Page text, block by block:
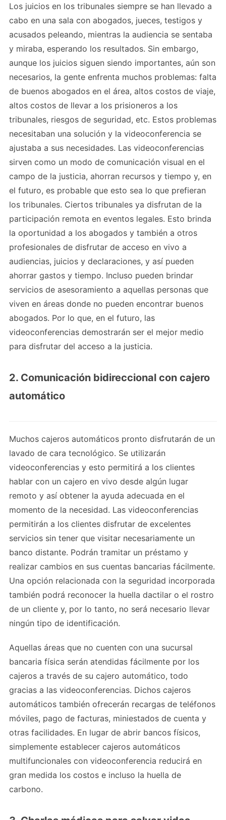
Los juicios en los tribunales siempre se han llevado a
cabo en una sala con abogados, jueces, testigos y
acusados ​​peleando, mientras la audiencia se sentaba
y miraba, esperando los resultados. Sin embargo,
aunque los juicios siguen siendo importantes, aún son
necesarios, la gente enfrenta muchos problemas: falta
de buenos abogados en el área, altos costos de viaje,
altos costos de llevar a los prisioneros a los
tribunales, riesgos de seguridad, etc. Estos problemas
necesitaban una solución y la videoconferencia se
ajustaba a sus necesidades. Las videoconferencias
sirven como un modo de comunicación visual en el
campo de la justicia, ahorran recursos y tiempo y, en
el futuro, es probable que esto sea lo que prefieran
los tribunales. Ciertos tribunales ya disfrutan de la
participación remota en eventos legales. Esto brinda
la oportunidad a los abogados y también a otros
profesionales de disfrutar de acceso en vivo a
audiencias, juicios y declaraciones, y así pueden
ahorrar gastos y tiempo. Incluso pueden brindar
servicios de asesoramiento a aquellas personas que
viven en áreas donde no pueden encontrar buenos
abogados. Por lo que, en el futuro, las
videoconferencias demostrarán ser el mejor medio
para disfrutar del acceso a la justicia.
2. Comunicación bidireccional con cajero
automático
Muchos cajeros automáticos pronto disfrutarán de un
lavado de cara tecnológico. Se utilizarán
videoconferencias y esto permitirá a los clientes
hablar con un cajero en vivo desde algún lugar
remoto y así obtener la ayuda adecuada en el
momento de la necesidad. Las videoconferencias
permitirán a los clientes disfrutar de excelentes
servicios sin tener que visitar necesariamente un
banco distante. Podrán tramitar un préstamo y
realizar cambios en sus cuentas bancarias fácilmente.
Una opción relacionada con la seguridad incorporada
también podrá reconocer la huella dactilar o el rostro
de un cliente y, por lo tanto, no será necesario llevar
ningún tipo de identificación.
Aquellas áreas que no cuenten con una sucursal
bancaria física serán atendidas fácilmente por los
cajeros a través de su cajero automático, todo
gracias a las videoconferencias. Dichos cajeros
automáticos también ofrecerán recargas de teléfonos
móviles, pago de facturas, miniestados de cuenta y
otras facilidades. En lugar de abrir bancos físicos,
simplemente establecer cajeros automáticos
multifuncionales con videoconferencia reducirá en
gran medida los costos e incluso la huella de
carbono.